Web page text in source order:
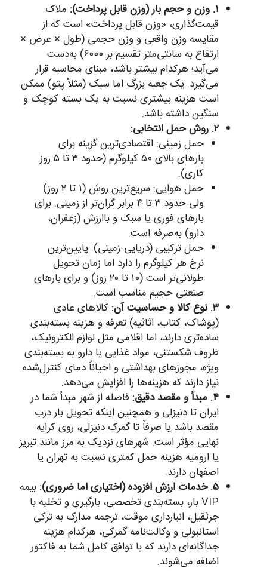
۱. وزن و حجم بار (وزن قابل پرداخت):
ملاک
قیمت‌گذاری، «وزن قابل پرداخت» است که از
مقایسه وزن واقعی و وزن حجمی (طول × عرض ×
ارتفاع به سانتی‌متر تقسیم بر ۶۰۰۰) به‌دست
می‌آید؛ هرکدام بیشتر باشد، مبنای محاسبه قرار
می‌گیرد. یک جعبه بزرگ اما سبک (مثلاً پتو) ممکن
است هزینه بیشتری نسبت به یک بسته کوچک و
سنگین داشته باشد.
۲. روش حمل انتخابی:
حمل زمینی: اقتصادی‌ترین گزینه برای
بارهای بالای ۵۰ کیلوگرم (حدود ۳ تا ۵ روز
کاری).
حمل هوایی: سریع‌ترین روش (۱ تا ۲ روز)
ولی حدود ۳ تا ۴ برابر گران‌تر از زمینی. برای
بارهای فوری یا سبک و باارزش (زعفران،
دارو) به‌صرفه است.
حمل ترکیبی (دریایی-زمینی): پایین‌ترین
نرخ هر کیلوگرم را دارد اما زمان تحویل
طولانی‌تر است (۱۰ تا ۲۰ روز) و برای بارهای
صنعتی حجیم مناسب است.
۳. نوع کالا و حساسیت آن:
کالاهای عادی
(پوشاک، کتاب، اثاثیه) تعرفه و هزینه بسته‌بندی
ساده‌تری دارند، اما اقلامی مثل لوازم الکترونیک،
ظروف شکستنی، مواد غذایی یا دارو به بسته‌بندی
ویژه، مجوزهای بهداشتی و احیاناً دمای کنترل‌شده
نیاز دارند که هزینه‌ها را افزایش می‌دهد.
۴. مبدأ و مقصد دقیق:
فاصله از شهر مبدأ شما در
ایران تا دنیزلی و همچنین اینکه تحویل بار درب
مقصد باشد یا صرفاً تا گمرک دنیزلی، روی کرایه
نهایی مؤثر است. شهرهای نزدیک به مرز مانند تبریز
یا ارومیه هزینه حمل کمتری نسبت به تهران یا
اصفهان دارند.
۵. خدمات ارزش افزوده (اختیاری اما ضروری):
بیمه
VIP بار، بسته‌بندی تخصصی، بارگیری و تخلیه با
جرثقیل، انبارداری موقت، ترجمه مدارک به ترکی
استانبولی و وکالت‌نامه گمرکی، هرکدام هزینه
جداگانه‌ای دارند که با توافق کامل شما به فاکتور
اضافه می‌شوند.